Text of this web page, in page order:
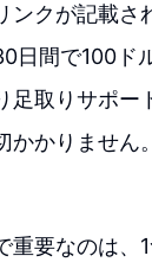
クが記載さ
日間で100ド
取りサポー
かりません
要なのは、